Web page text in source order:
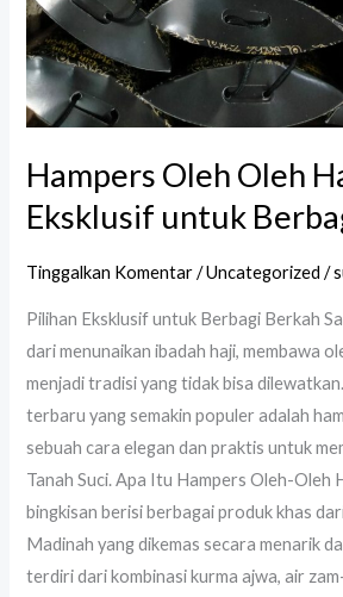
Hampers Oleh Oleh
Eksklusif untuk
Tinggalkan Komentar /Uncategorized /
Pilihan Eksklusif untuk Berbagi Berkah
dari menunaikan ibadah haji, membawa
menjadi tradisi yang tidak bisa
terbaru yang semakin populer adalah
sebuah cara elegan dan praktis untuk
Tanah Suci. Apa Itu Hampers Oleh-Oleh
bingkisan berisi berbagai produk khas
Madinah yang dikemas secara menarik
terdiri dari kombinasi kurma ajwa, air